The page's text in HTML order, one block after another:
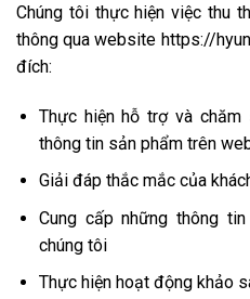
Chúng tôi thực hiện việc thu
thông qua website https://
đích:
Thực hiện hỗ trợ và chăm
thông tin sản phẩm trên
Giải đáp thắc mắc của
Cung cấp những thông
chúng tôi
Thực hiện hoạt động khảo